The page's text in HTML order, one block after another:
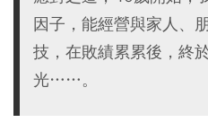
因子，能經營與家人、
技，在敗績累累後，終
光……。